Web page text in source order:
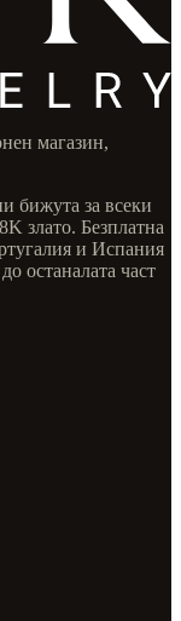
магазин,
бижута за всеки
злато. Безплатна
и Испания
останалата част